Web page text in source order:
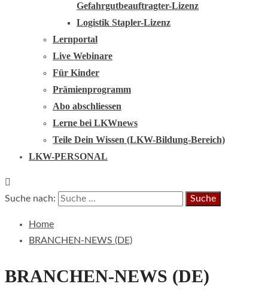
Gefahrgutbeauftragter-Lizenz
Logistik Stapler-Lizenz
Lernportal
Live Webinare
Für Kinder
Prämienprogramm
Abo abschliessen
Lerne bei LKWnews
Teile Dein Wissen (LKW-Bildung-Bereich)
LKW-PERSONAL
Suche nach:
Home
BRANCHEN-NEWS (DE)
BRANCHEN-NEWS (DE)